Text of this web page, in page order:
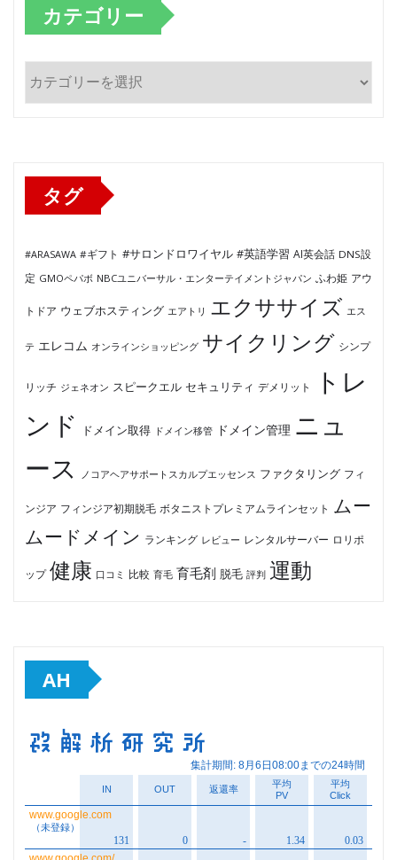
カテゴリー
カ
テ
タグ
#ARASAWA #ギフト #サロンドロワイヤル #英語学習 AI英会話 DNS設
定 GMOペパボ NBCユニバーサル・エンターテイメントジャパン ふわ姫 アウ
トドア ウェブホスティング エアトリ エクササイズ エス
テ エレコム オンラインショッピング サイクリング シンプ
リッチ ジェネオン スピークエル セキュリティ デメリット
トレ
ンド
ドメイン取得 ドメイン移管 ドメイン管理 ニュ
ース
ノコアヘアサポートスカルプエッセンス ファクタリング フィ
ンジア フィンジア初期脱毛 ボタニストプレミアムラインセット ムー
ムードメイン ランキング レビュー レンタルサーバー ロリポ
ップ 健康 口コミ 比較 育毛 育毛剤 脱毛 評判 運動
AH